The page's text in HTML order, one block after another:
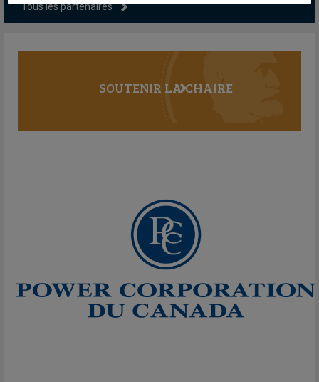
Tous les partenaires
SOUTENIR LA CHAIRE